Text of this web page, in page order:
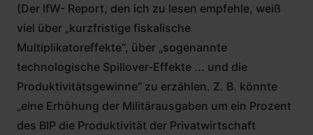
(Der IfW- Report, den ich zu lesen empfehle, weiß
viel über „kurzfristige fiskalische
Multiplikatoreffekte“, über „sogenannte
technologische Spillover-Effekte ... und die
Produktivitätsgewinne“ zu erzählen. Z. B. könnte
„eine Erhöhung der Militärausgaben um ein Prozent
des BIP die Produktivität der Privatwirtschaft